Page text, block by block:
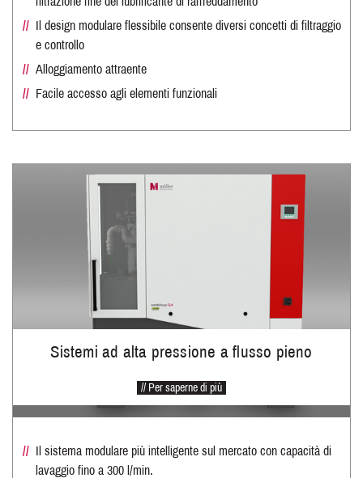
Il design modulare flessibile consente diversi concetti di filtraggio
e controllo
Alloggiamento attraente
Facile accesso agli elementi funzionali
Sistemi ad alta pressione a flusso pieno
// Per saperne di più
Il sistema modulare più intelligente sul mercato con capacità di
lavaggio fino a 300 l/min.